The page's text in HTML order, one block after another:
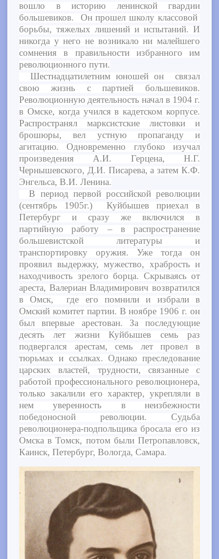
вошло в историю ленинской гвардии
большевиков. Он прошел школу классовой
борьбы, тяжелых лишений и испытаний. И
никогда у него не возникало ни малейшего
сомнения в правильности избранного им
революционного пути.
Шестнадцатилетним юношей он связал
свою жизнь с партией большевиков.
Революционную деятельность начал в 1904 г.
в Омске, когда учился в кадетском корпусе.
Распространял марксистские листовки и
брошюры, вел устную пропаганду и
агитацию. Одновременно глубоко изучал
произведения А.И. Герцена, Н.Г.
Чернышевского, Д.И. Писарева, а затем К.Ф.
Энгельса, В.И. Ленина.
В период первой российской революции
(сентябрь 1905г.) Куйбышев приехал в
Петербург и сразу же включился в
партийную работу – в распространение
большевистской литературы и
транспортировку оружия. Уже тогда он
проявил выдержку, мужество, храбрость и
находчивость зрелого борца. Скрываясь от
ареста, Валериан Владимирович возвратился
в Омск, где его помнили и избрали в
Омский комитет партии. В ноябре 1906 г. он
был впервые арестован. За последующие
десять лет жизни Куйбышев семь раз
подвергался арестам, семь лет провел в
тюрьмах и ссылках. Однако преследование
царских властей, трудности, связанные с
работой профессионального революционера,
только закалили его характер, укрепляли в
нем уверенность в неизбежности
победоносной революции. Судьба
революционера-подпольщика бросала его из
Омска в Томск, потом были Петропавловск,
Каинск, Петербург, Вологда, Самара.